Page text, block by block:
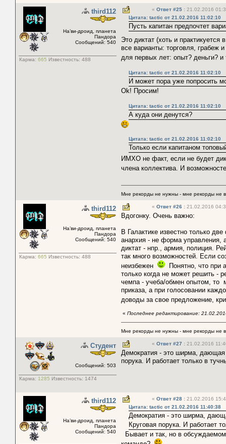
third112
На’ви-дроид, планета
Пандора
Сообщений: 540
Карма: 665 Известность: 488
« Ответ #25 : 21.02.2016
Цитата: tactic от 21.02.2016 11:02:10
Пусть капитан предпочтет
Это диктат (хоть и практикуется
все варианты: торговля, грабеж
для первых лет: опыт? деньги?
Цитата: tactic от 21.02.2016 11:02:10
И может пора уже попросить
Ok! Просим!
Цитата: tactic от 21.02.2016 11:02:10
А куда они денутся?
Цитата: tactic от 21.02.2016 11:02:10
Только если капитаном
ИМХО не факт, если не будет
члена коллектива. И
Мне рекорды не нужны - мне рекорды не
third112
На’ви-дроид, планета
Пандора
Сообщений: 540
Карма: 665 Известность: 488
« Ответ #26 : 21.02.2016
Вдогонку. Очень важно:
В Галактике известно только
анархия - не форма управления,
диктат - нпр., армия, полиция.
так много возможностей. Если
неизбежен
Понятно, что при
только когда не может решить -
чемпа - учеба/обмен опытом, то
приказа, а при голосовании
доводы за свое предложение,
« Последнее редактирование:
Мне рекорды не нужны - мне рекорды не
Студент
Сообщений: 503
Карма: 1285 Известность: 1474
« Ответ #27 : 21.02.2016
Демократия - это ширма, дающая
порука. И работает только в
third112
На’ви-дроид, планета
Пандора
Сообщений: 540
« Ответ #28 : 21.02.2016
Цитата: tactic от 21.02.2016 11:40:38
Демократия - это ширма,
Круговая порука. И работает
Бывает и так, но в